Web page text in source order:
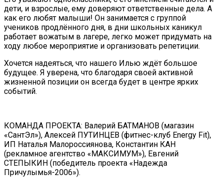
дети, и взрослые, ему доверяют ответственные дела. А
как его любят малыши! Он занимается с группой
учеников продлённого дня, в дни школьных каникул
работает вожатым в лагере, легко может придумать на
ходу любое мероприятие и организовать репетиции.
Хочется надеяться, что нашего Илью ждёт большое
будущее. Я уверена, что благодаря своей активной
жизненной позиции он всегда будет в центре ярких
событий.
КОМАНДА ПРОЕКТА: Валерий БАТМАНОВ (магазин
«СантЭл»), Алексей ПУТИНЦЕВ (фитнес-клуб Energy Fit),
ИП Наталья Малороссиянова, Константин КАН
(рекламное агентство «МАКСИМУМ»), Евгений
СТЕПЫКИН (победитель проекта «Надежда
Причулымья-2006»).